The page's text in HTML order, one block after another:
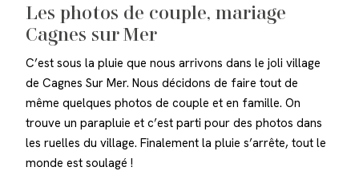
Les photos de couple, mariage
Cagnes sur Mer
C’est sous la pluie que nous arrivons dans le joli village
de Cagnes Sur Mer. Nous décidons de faire tout de
même quelques photos de couple et en famille. On
trouve un parapluie et c’est parti pour des photos dans
les ruelles du village. Finalement la pluie s’arrête, tout le
monde est soulagé !